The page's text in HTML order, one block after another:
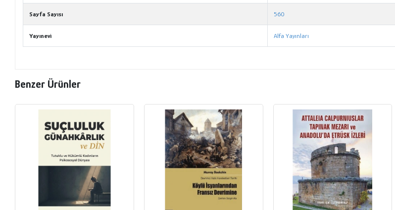
Sayfa Sayısı 560
Yayınevi Alfa Yayınları
Benzer Ürünler